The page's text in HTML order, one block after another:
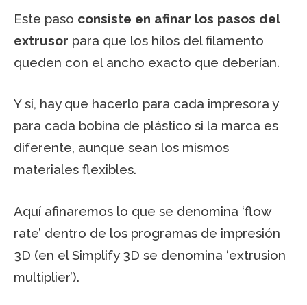
Este paso consiste en afinar los pasos del
extrusor para que los hilos del filamento
queden con el ancho exacto que deberían.
Y sí, hay que hacerlo para cada impresora y
para cada bobina de plástico si la marca es
diferente, aunque sean los mismos
materiales flexibles.
Aquí afinaremos lo que se denomina ‘flow
rate’ dentro de los programas de impresión
3D (en el Simplify 3D se denomina ‘extrusion
multiplier’).